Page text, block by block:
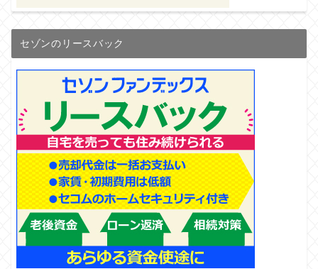
セゾンのリースバック